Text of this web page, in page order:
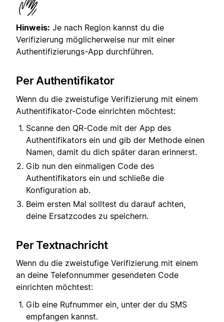
Hinweis: Je nach Region kannst du die
Verifizierung möglicherweise nur mit einer
Authentifizierungs-App durchführen.
Per Authentifikator
Wenn du die zweistufige Verifizierung mit einem
Authentifikator-Code einrichten möchtest:
Scanne den QR-Code mit der App des
Authentifikators ein und gib der Methode einen
Namen, damit du dich später daran erinnerst.
Gib nun den einmaligen Code des
Authentifikators ein und schließe die
Konfiguration ab.
Beim ersten Mal solltest du darauf achten,
deine Ersatzcodes zu speichern.
Per Textnachricht
Wenn du die zweistufige Verifizierung mit einem
an deine Telefonnummer gesendeten Code
einrichten möchtest:
Gib eine Rufnummer ein, unter der du SMS
empfangen kannst.